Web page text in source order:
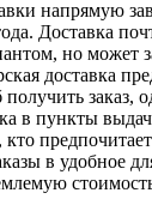
напрямую
Доставка
но может
доставка
заказ,
в пункты
кто
в удобное